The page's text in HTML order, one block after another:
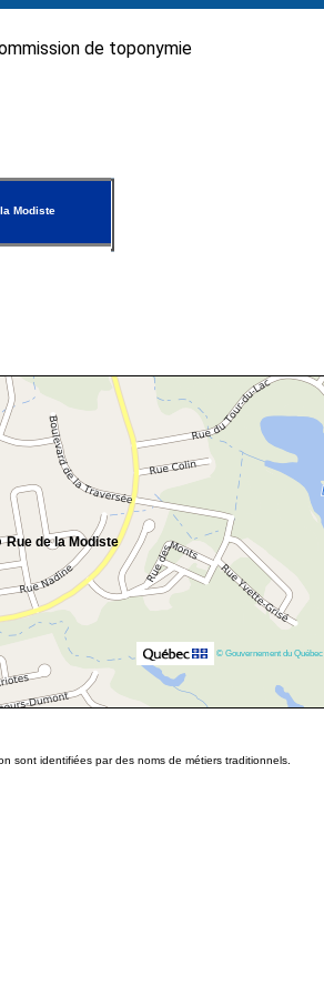
de toponymie
Modiste
Rue de la Modiste
© Gouvernement du Québec
sont identifiées par des noms de métiers traditionnels.